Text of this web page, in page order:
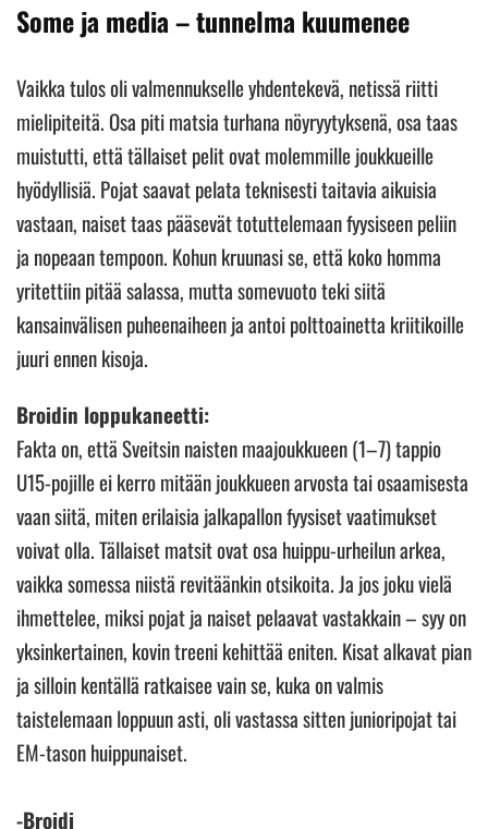
Some ja media – tunnelma kuumenee
Vaikka tulos oli valmennukselle yhdentekevä, netissä riitti
mielipiteitä. Osa piti matsia turhana nöyryytyksenä, osa taas
muistutti, että tällaiset pelit ovat molemmille joukkueille
hyödyllisiä. Pojat saavat pelata teknisesti taitavia aikuisia
vastaan, naiset taas pääsevät totuttelemaan fyysiseen peliin
ja nopeaan tempoon. Kohun kruunasi se, että koko homma
yritettiin pitää salassa, mutta somevuoto teki siitä
kansainvälisen puheenaiheen ja antoi polttoainetta kriitikoille
juuri ennen kisoja.
Broidin loppukaneetti:
Fakta on, että Sveitsin naisten maajoukkueen (1–7) tappio
U15-pojille ei kerro mitään joukkueen arvosta tai osaamisesta
vaan siitä, miten erilaisia jalkapallon fyysiset vaatimukset
voivat olla. Tällaiset matsit ovat osa huippu-urheilun arkea,
vaikka somessa niistä revitäänkin otsikoita. Ja jos joku vielä
ihmettelee, miksi pojat ja naiset pelaavat vastakkain – syy on
yksinkertainen, kovin treeni kehittää eniten. Kisat alkavat pian
ja silloin kentällä ratkaisee vain se, kuka on valmis
taistelemaan loppuun asti, oli vastassa sitten junioripojat tai
EM-tason huippunaiset.
-Broidi